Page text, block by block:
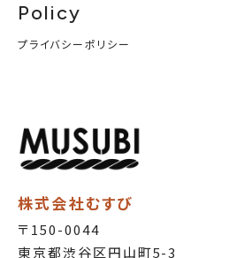
株式会社むすび
〒150-0044
東京都渋谷区円山町5-3
Policy
プライバシーポリシー